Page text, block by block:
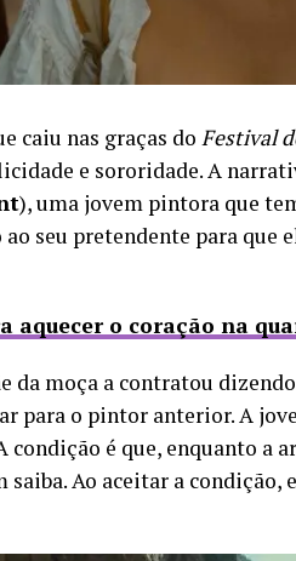
caiu nas graças do Festival
e sororidade. A
), uma jovem pintora que
seu pretendente para que
aquecer o coração na
da moça a contratou
para o pintor anterior. A
é que, enquanto a
Ao aceitar a condição,